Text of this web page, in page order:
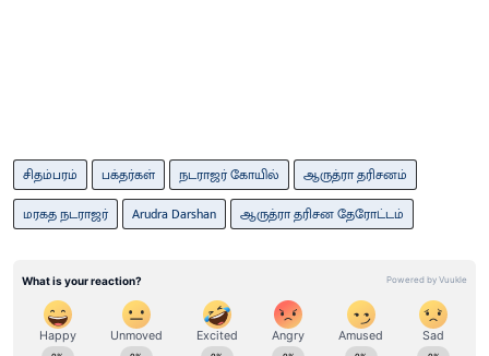
சிதம்பரம் பக்தர்கள் நடராஜர் கோயில்
ஆருத்ரா தரிசனம்
மரகத நடராஜர்
Arudra Darshan ஆருத்ரா தரிசன தேரோட்டம்